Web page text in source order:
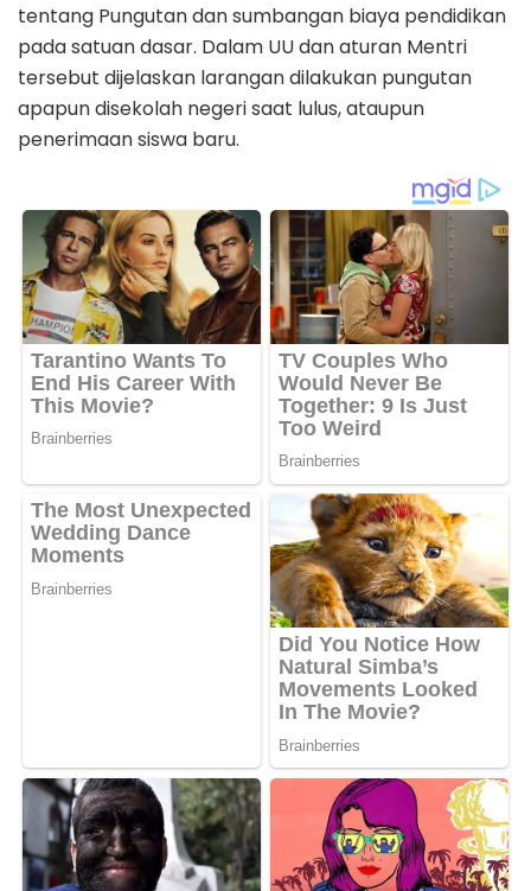
tentang Pungutan dan sumbangan biaya pendidikan
pada satuan dasar. Dalam UU dan aturan Mentri
tersebut dijelaskan larangan dilakukan pungutan
apapun disekolah negeri saat lulus, ataupun
penerimaan siswa baru.